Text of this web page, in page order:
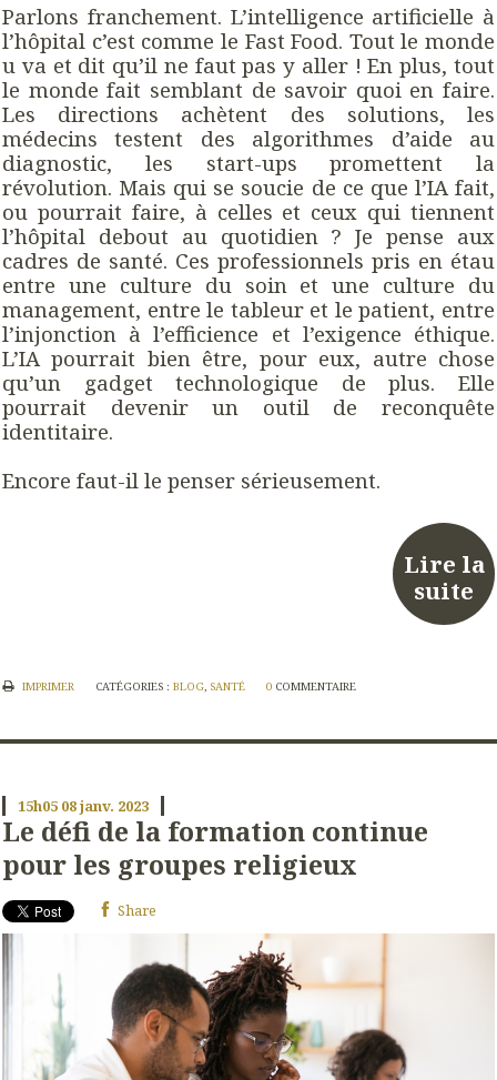
Parlons franchement. L’intelligence artificielle à
l’hôpital c’est comme le Fast Food. Tout le monde
u va et dit qu’il ne faut pas y aller ! En plus, tout
le monde fait semblant de savoir quoi en faire.
Les directions achètent des solutions, les
médecins testent des algorithmes d’aide au
diagnostic, les start-ups promettent la
révolution. Mais qui se soucie de ce que l’IA fait,
ou pourrait faire, à celles et ceux qui tiennent
l’hôpital debout au quotidien ? Je pense aux
cadres de santé. Ces professionnels pris en étau
entre une culture du soin et une culture du
management, entre le tableur et le patient, entre
l’injonction à l’efficience et l’exigence éthique.
L’IA pourrait bien être, pour eux, autre chose
qu’un gadget technologique de plus. Elle
pourrait devenir un outil de reconquête
identitaire.
Encore faut-il le penser sérieusement.
Lire la
suite
IMPRIMER CATÉGORIES : BLOG, SANTÉ 0 COMMENTAIRE
15h05 08janv. 2023
Le défi de la formation continue
pour les groupes religieux
Share